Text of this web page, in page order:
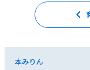
本みりん